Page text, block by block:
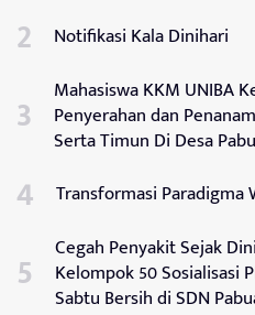
Notifikasi Kala Dinihari
Mahasiswa KKM UNIBA
Penyerahan dan
Serta Timun Di Desa
Transformasi Paradigma
Cegah Penyakit Sejak
Kelompok 50 Sosialisasi
Sabtu Bersih di SDN